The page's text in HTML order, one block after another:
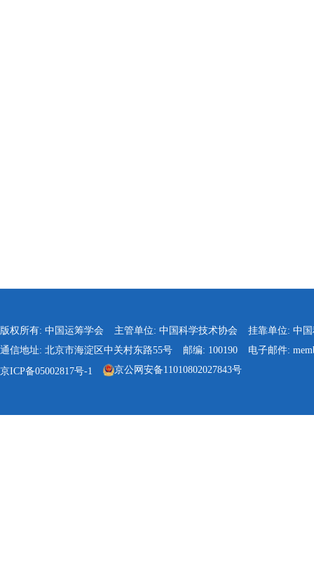
版权所有: 中国运筹学会 主管单位: 中国科学技术协会
挂靠单位: 中
通信地址: 北京市海淀区中关村东路55号
邮编: 100190 电子邮件:
京ICP备05002817号-1 京公网安备11010802027843号